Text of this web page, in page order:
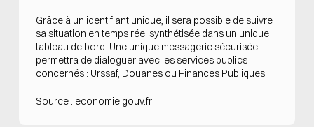
Grâce à un identifiant unique, il sera possible de suivre
sa situation en temps réel synthétisée dans un unique
tableau de bord. Une unique messagerie sécurisée
permettra de dialoguer avec les services publics
concernés : Urssaf, Douanes ou Finances Publiques.
Source : economie.gouv.fr